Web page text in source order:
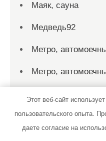
Маяк, сауна
Медведь92
Метро,
Метро,
На Московской,
Этот веб-сайт
пользовательского опыта.
даете согласие на